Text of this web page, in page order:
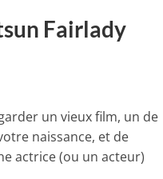
Fairlady
un vieux film, un de
naissance, et de
actrice (ou un acteur)